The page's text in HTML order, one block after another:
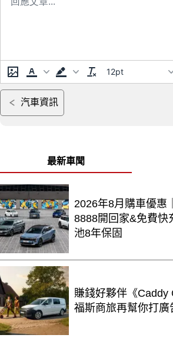
12pt
汽車資訊
最新車聞
2026年8月購車優惠
8888開回家&免費快
池8年保固
賺錢好夥伴《Caddy
福斯商旅再幫你打廣